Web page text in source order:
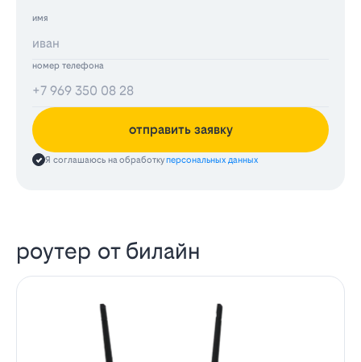
имя
номер телефона
отправить заявку
Я соглашаюсь на обработкуперсональных данных
роутер от билайн